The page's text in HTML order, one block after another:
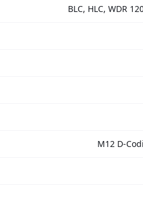
BLC, HLC, WDR
M12 D-